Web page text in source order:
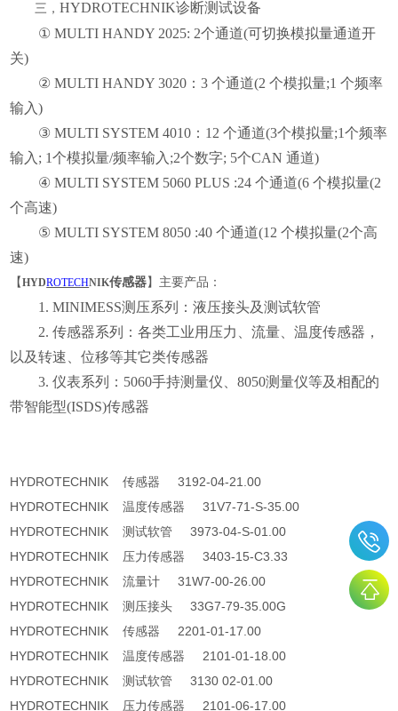
三，HYDROTECHNIK诊断测试设备
① MULTI HANDY 2025: 2个通道(可切换模拟量通道开
关)
② MULTI HANDY 3020：3 个通道(2 个模拟量;1 个频率
输入)
③ MULTI SYSTEM 4010：12 个通道(3个模拟量;1个频率
输入; 1个模拟量/频率输入;2个数字; 5个CAN 通道)
④ MULTI SYSTEM 5060 PLUS :24 个通道(6 个模拟量(2
个高速)
⑤ MULTI SYSTEM 8050 :40 个通道(12 个模拟量(2个高
速)
【HYDROTECHNIK传感器】 主要产品：
1. MINIMESS测压系列：液压接头及测试软管
2. 传感器系列：各类工业用压力、流量、温度传感器，
以及转速、位移等其它类传感器
3. 仪表系列：5060手持测量仪、8050测量仪等及相配的
带智能型(ISDS)传感器
HYDROTECHNIK 传感器 3192-04-21.00
HYDROTECHNIK 温度传感器 31V7-71-S-35.00
HYDROTECHNIK 测试软管 3973-04-S-01.00
HYDROTECHNIK 压力传感器 3403-15-C3.33
HYDROTECHNIK 流量计 31W7-00-26.00
HYDROTECHNIK 测压接头 33G7-79-35.00G
HYDROTECHNIK 传感器 2201-01-17.00
HYDROTECHNIK 温度传感器 2101-01-18.00
HYDROTECHNIK 测试软管 3130 02-01.00
HYDROTECHNIK 压力传感器 2101-06-17.00